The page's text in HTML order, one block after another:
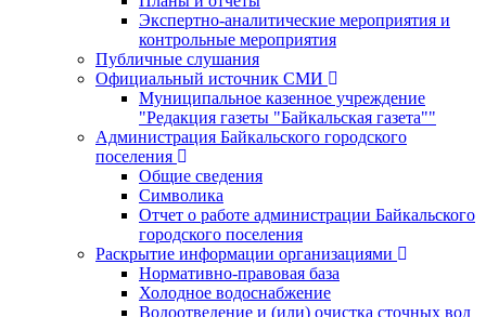
Экспертно-аналитические мероприятия и
контрольные мероприятия
Публичные слушания
Официальный источник СМИ
Муниципальное казенное учреждение
"Редакция газеты "Байкальская газета""
Администрация Байкальского городского
поселения
Общие сведения
Символика
Отчет о работе администрации Байкальского
городского поселения
Раскрытие информации организациями
Нормативно-правовая база
Холодное водоснабжение
Водоотведение и (или) очистка сточных вод